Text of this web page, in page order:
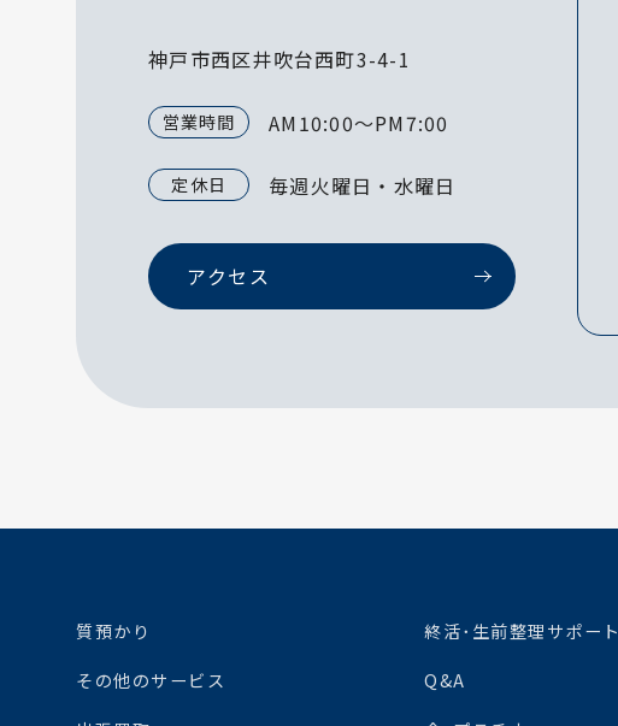
神戸市西区井吹台西町3-4-1
営業時間 AM10:00～PM7:00
定休日 毎週火曜日・水曜日
アクセス
質預かり 終活･生前整理サポート
その他のサービス Q&A